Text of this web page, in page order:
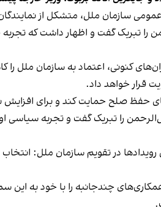
از نمایندگان ۱۹۳ کشور عضو، را بر عهده خواهد
را تبریک گفت و اظهار داشت که
کنونی، اعتماد به سازمان ملل را
قرار خواهد داد.
حفظ صلح حمایت کند و برای
را تبریک گفت و تجربه
چندجانبه را با خود به این